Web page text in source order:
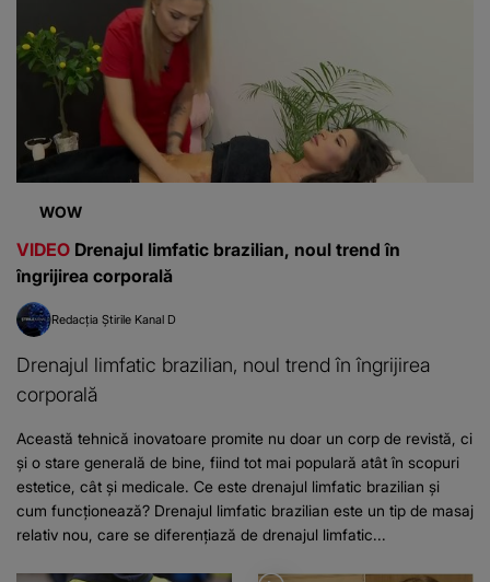
WOW
VIDEO ⁠Drenajul limfatic brazilian, noul trend în
îngrijirea corporală
Redacția Știrile Kanal D
⁠Drenajul limfatic brazilian, noul trend în îngrijirea
corporală
Această tehnică inovatoare promite nu doar un corp de revistă, ci
și o stare generală de bine, fiind tot mai populară atât în scopuri
estetice, cât și medicale. Ce este drenajul limfatic brazilian și
cum funcționează? Drenajul limfatic brazilian este un tip de masaj
relativ nou, care se diferențiază de drenajul limfatic...